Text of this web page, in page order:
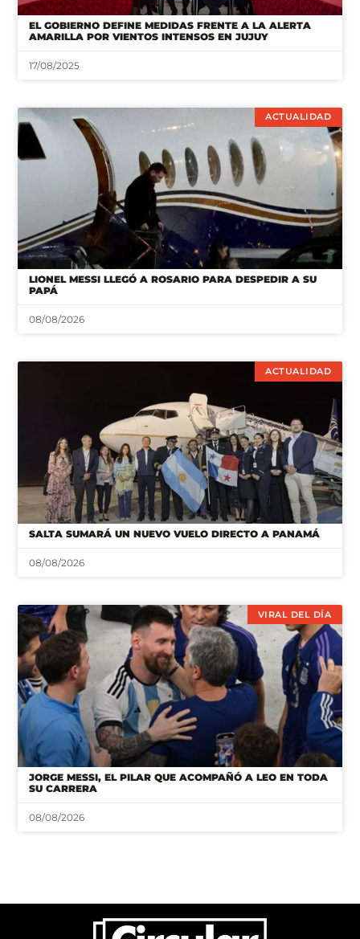
EL GOBIERNO DEFINE MEDIDAS FRENTE A LA ALERTA
AMARILLA POR VIENTOS INTENSOS EN JUJUY
17/08/2025
ACTUALIDAD
LIONEL MESSI LLEGÓ A ROSARIO PARA DESPEDIR A SU
PAPÁ
08/08/2026
ACTUALIDAD
SALTA SUMARÁ UN NUEVO VUELO DIRECTO A PANAMÁ
08/08/2026
VIRAL DEL DÍA
JORGE MESSI, EL PILAR QUE ACOMPAÑÓ A LEO EN TODA
SU CARRERA
08/08/2026